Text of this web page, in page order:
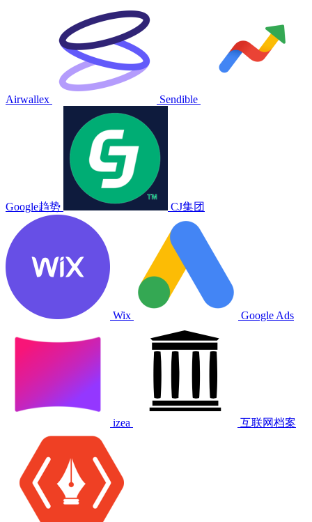
Airwallex Sendible
Google趋势 CJ集团
Wix Google Ads
izea 互联网档案